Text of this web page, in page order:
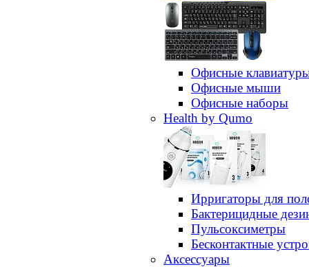
Офисные
Офисные мыши
Офисные наборы
Health by Qumo
Ирригаторы для
Бактерицидные
Пульсоксиметры
Бесконтактные
Аксессуары